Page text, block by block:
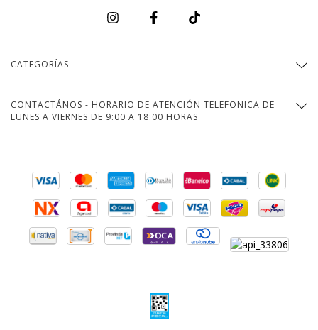
CATEGORÍAS
CONTACTÁNOS - HORARIO DE ATENCIÓN TELEFONICA DE
LUNES A VIERNES DE 9:00 A 18:00 HORAS